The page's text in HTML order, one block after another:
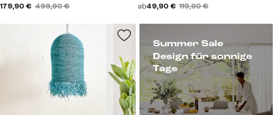
Summer Sale
Design für sonnige
Tage
179,90 € 499,90 € ab49,90 € 119,90 €